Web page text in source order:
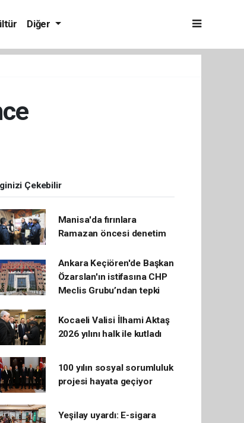
Diğer
Çekebilir
Manisa'da fırınlara
Ramazan öncesi denetim
Ankara Keçiören'de Başkan
Özarslan'ın istifasına CHP
Meclis Grubu’ndan tepki
Kocaeli Valisi İlhami Aktaş
2026 yılını halk ile kutladı
100 yılın sosyal sorumluluk
projesi hayata geçiyor
Yeşilay uyardı: E-sigara